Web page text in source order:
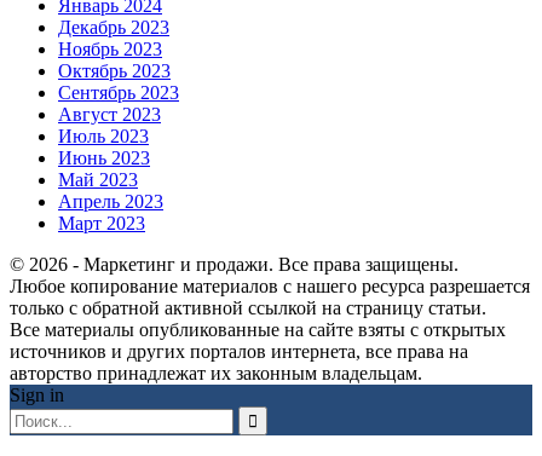
Январь 2024
Декабрь 2023
Ноябрь 2023
Октябрь 2023
Сентябрь 2023
Август 2023
Июль 2023
Июнь 2023
Май 2023
Апрель 2023
Март 2023
© 2026 - Маркетинг и продажи. Все права защищены.
Любое копирование материалов с нашего ресурса разрешается
только с обратной активной ссылкой на страницу статьи.
Все материалы опубликованные на сайте взяты с открытых
источников и других порталов интернета, все права на
авторство принадлежат их законным владельцам.
Sign in